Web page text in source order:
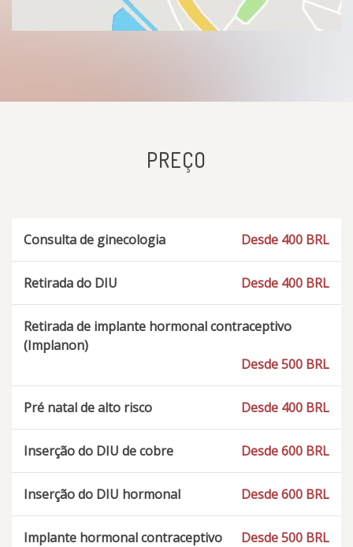
PREÇO
Consulta de ginecologia Desde 400 BRL
Retirada do DIU Desde 400 BRL
Retirada de implante hormonal contraceptivo
(Implanon)
Desde 500 BRL
Pré natal de alto risco Desde 400 BRL
Inserção do DIU de cobre Desde 600 BRL
Inserção do DIU hormonal Desde 600 BRL
Implante hormonal contraceptivo Desde 500 BRL